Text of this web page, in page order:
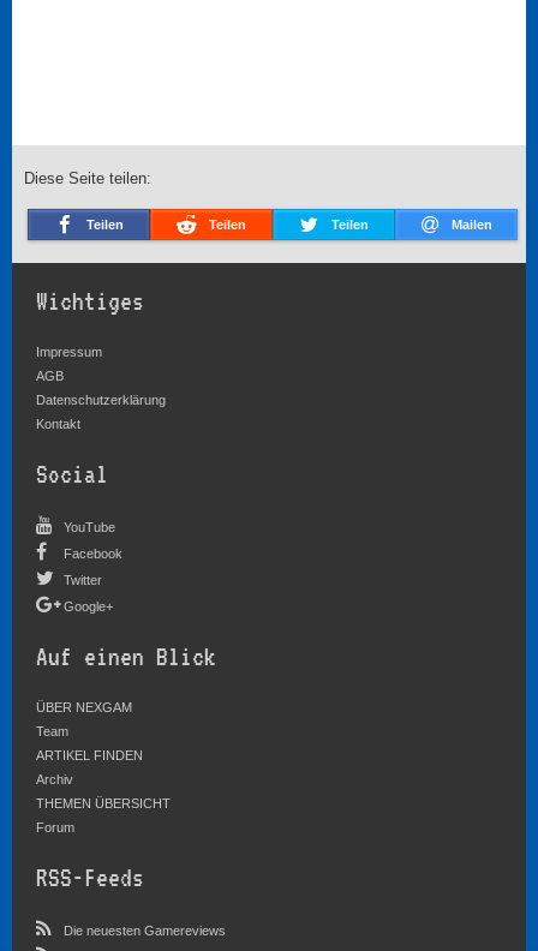
Diese Seite teilen:
Teilen Teilen Teilen Mailen
Wichtiges
Impressum
AGB
Datenschutzerklärung
Kontakt
Social
YouTube
Facebook
Twitter
Google+
Auf einen Blick
ÜBER NEXGAM
Team
ARTIKEL FINDEN
Archiv
THEMEN ÜBERSICHT
Forum
RSS-Feeds
Die neuesten Gamereviews